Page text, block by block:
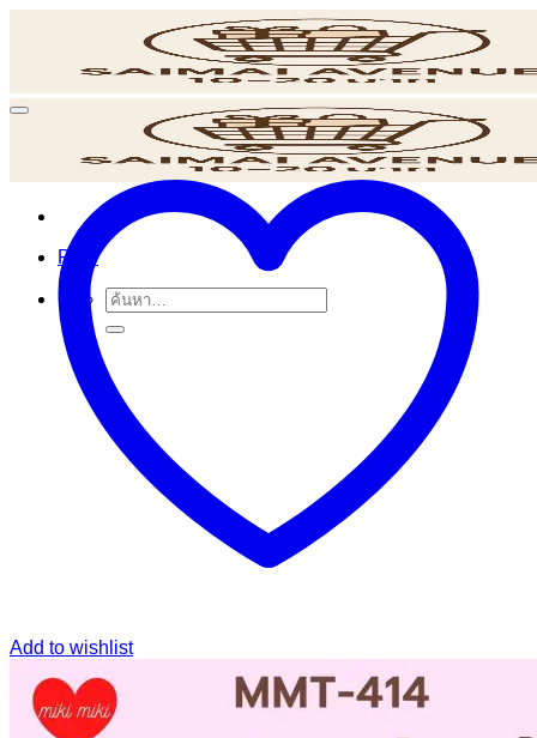
เนื้อหา
POS
ค้นหา:
Add to wishlist